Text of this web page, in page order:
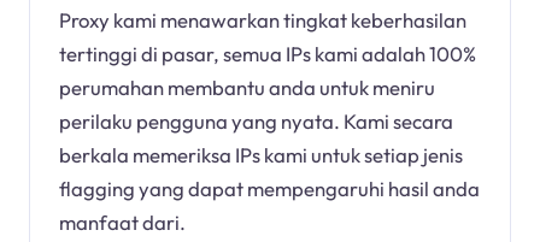
Proxy kami menawarkan tingkat keberhasilan
tertinggi di pasar, semua IPs kami adalah 100%
perumahan membantu anda untuk meniru
perilaku pengguna yang nyata. Kami secara
berkala memeriksa IPs kami untuk setiap jenis
flagging yang dapat mempengaruhi hasil anda
manfaat dari.